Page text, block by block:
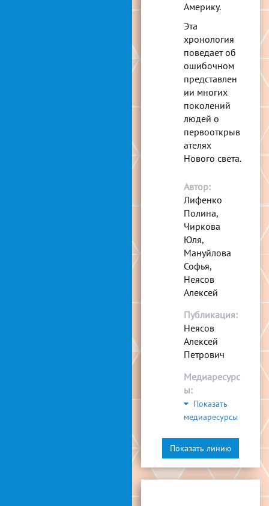
Америку.
Эта
хронология
поведает об
ошибочном
представлен
ии многих
поколений
людей о
первооткрыв
ателях
Нового света.
Автор:
Лифенко
Полина,
Чиркова
Юля,
Мануйлова
Софья,
Неясов
Алексей
Публикация:
Неясов
Алексей
Петрович
Медиаресурс
ы:
Показать
медиаресурсы
Показать линию